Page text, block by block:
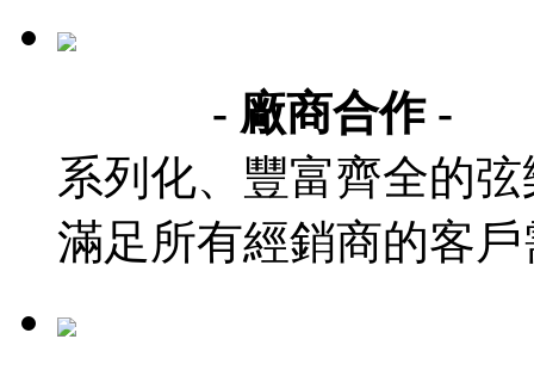
- 廠商合作 -
系列化、豐富齊全的
滿足所有經銷商的客